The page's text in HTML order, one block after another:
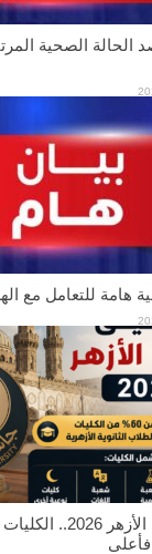
الحالة الصحية
هامة للتعامل مع
تنسيق جامعة الأزهر